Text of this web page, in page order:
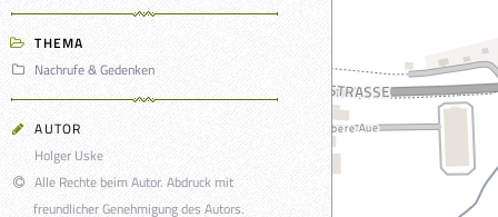
THEMA
Nachrufe & Gedenken
AUTOR
Holger Uske
Alle Rechte beim Autor. Abdruck mit
freundlicher Genehmigung des Autors.